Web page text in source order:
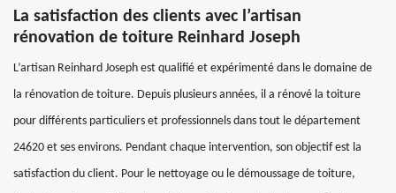
La satisfaction des clients avec l’artisan
rénovation de toiture Reinhard Joseph
L’artisan Reinhard Joseph est qualifié et expérimenté dans le domaine de
la rénovation de toiture. Depuis plusieurs années, il a rénové la toiture
pour différents particuliers et professionnels dans tout le département
24620 et ses environs. Pendant chaque intervention, son objectif est la
satisfaction du client. Pour le nettoyage ou le démoussage de toiture,